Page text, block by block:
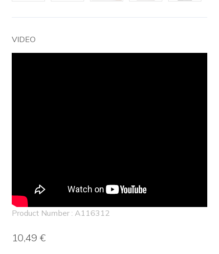
VIDEO
Product Number : A116312
10,49 €